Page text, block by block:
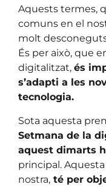
Aquests termes,
comuns en el
molt
És per això, que
digitalitzat, és
s’adapti a les
tecnologia.
Sota aquesta
Setmana de la
aquest dimarts
principal.
nostra, té per